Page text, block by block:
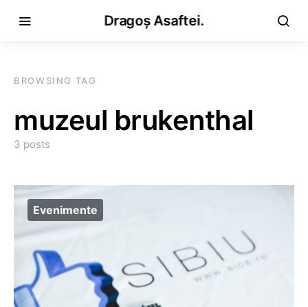
Dragoș Asaftei.
BROWSING TAG
muzeul brukenthal
3 posts
Evenimente